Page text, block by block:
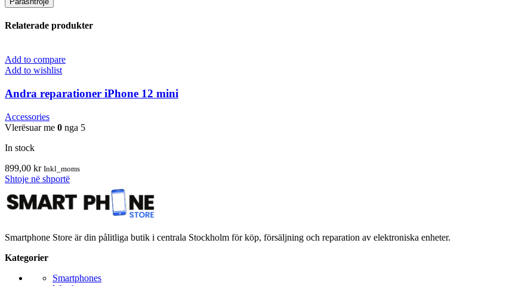
Relaterade produkter
Add to compare
Add to wishlist
Andra reparationer iPhone 12 mini
Accessories
Vlerësuar me 0 nga 5
In stock
899,00 kr Inkl_moms
Shtoje në shportë
Smartphone Store är din pålitliga butik i centrala Stockholm för köp, försäljning och reparation av elektroniska enheter.
Kategorier
Smartphones